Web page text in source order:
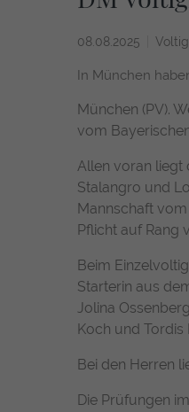
08.08.2025
In München
München (PV).
vom
Allen voran liegt
Stalangro und
Mannschaft
Pflicht auf Rang
Beim
Starterin aus
Jolina
Koch und Tordis
Bei den Herren
Die Prüfungen